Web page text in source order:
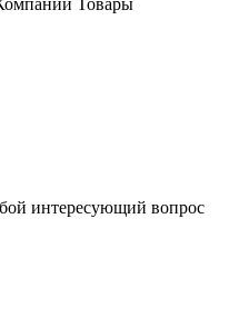
интересующий вопрос